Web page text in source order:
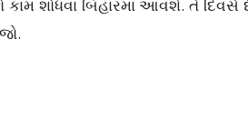
કામ શોધવા બિહારમાં આવશે. તે